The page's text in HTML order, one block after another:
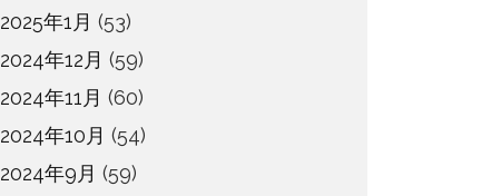
2025年1月 (53)
2024年12月 (59)
2024年11月 (60)
2024年10月 (54)
2024年9月 (59)